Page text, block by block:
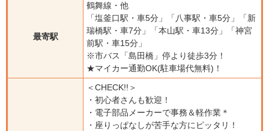
最寄駅
鶴舞線・他
「塩釜口駅・車5分」「八事駅・車5分」「新
瑞橋駅・車7分」「本山駅・車13分」「神宮
前駅・車15分」
※市バス「島田橋」停より徒歩3分！
★マイカー通勤OK(駐車場代無料)！
＜CHECK!!＞
・初心者さんも歓迎！
・電子部品メーカーで事務＆軽作業＊
・座りっぱなしが苦手な方にピッタリ！